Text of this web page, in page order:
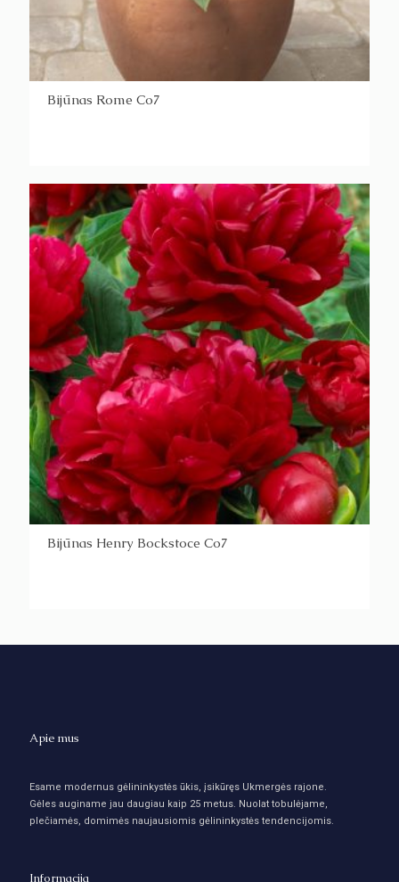
Bijūnas Rome Co7
Bijūnas Henry Bockstoce Co7
Apie mus
Esame modernus gėlininkystės ūkis, įsikūręs Ukmergės rajone.
Gėles auginame jau daugiau kaip 25 metus. Nuolat tobulėjame,
plečiamės, domimės naujausiomis gėlininkystės tendencijomis.
Informacija